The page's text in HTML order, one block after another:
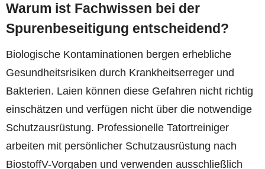
Warum ist Fachwissen bei der
Spurenbeseitigung entscheidend?
Biologische Kontaminationen bergen erhebliche
Gesundheitsrisiken durch Krankheitserreger und
Bakterien. Laien können diese Gefahren nicht richtig
einschätzen und verfügen nicht über die notwendige
Schutzausrüstung. Professionelle Tatortreiniger
arbeiten mit persönlicher Schutzausrüstung nach
BiostoffV-Vorgaben und verwenden ausschließlich